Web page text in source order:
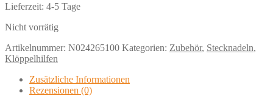
Lieferzeit: 4-5 Tage
Nicht vorrätig
Artikelnummer: N024265100 Kategorien: Zubehör, Stecknadeln,
Klöppelhilfen
Zusätzliche Informationen
Rezensionen (0)